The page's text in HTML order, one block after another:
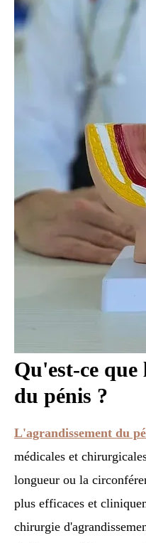
Qu'est-ce
du pénis ?
L'agrandissement du
médicales et
longueur ou la
plus efficaces et
chirurgie